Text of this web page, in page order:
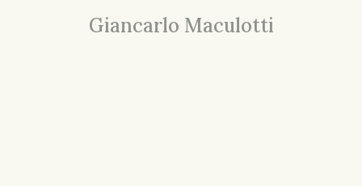
Giancarlo Maculotti